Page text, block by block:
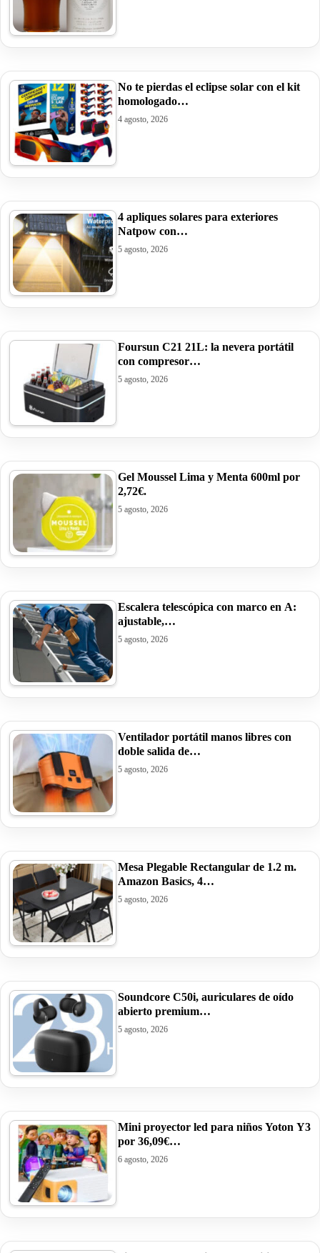
No te pierdas el eclipse solar con el kit
homologado…
4 agosto, 2026
4 apliques solares para exteriores
Natpow con…
5 agosto, 2026
Foursun C21 21L: la nevera portátil
con compresor…
5 agosto, 2026
Gel Moussel Lima y Menta 600ml por
2,72€.
5 agosto, 2026
Escalera telescópica con marco en A:
ajustable,…
5 agosto, 2026
Ventilador portátil manos libres con
doble salida de…
5 agosto, 2026
Mesa Plegable Rectangular de 1.2 m.
Amazon Basics, 4…
5 agosto, 2026
Soundcore C50i, auriculares de oído
abierto premium…
5 agosto, 2026
Mini proyector led para niños Yoton Y3
por 36,09€…
6 agosto, 2026